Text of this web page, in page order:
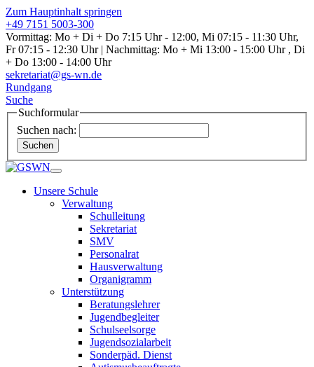
Zum Hauptinhalt springen
+49 7151 5003-300
Vormittag: Mo + Di + Do 7:15 Uhr - 12:00, Mi 07:15 - 11:30 Uhr,
Fr 07:15 - 12:30 Uhr | Nachmittag: Mo + Mi 13:00 - 15:00 Uhr , Di
+ Do 13:00 - 14:00 Uhr
sekretariat@gs-wn.de
Rundgang
Suche
Suchformular
Suchen nach:
Suchen
Unsere Schule
Verwaltung
Schulleitung
Sekretariat
SMV
Personalrat
Hausverwaltung
Organigramm
Unterstützung
Beratungslehrer
Jugendbegleiter
Schulseelsorge
Jugendsozialarbeit
Sonderpäd. Dienst